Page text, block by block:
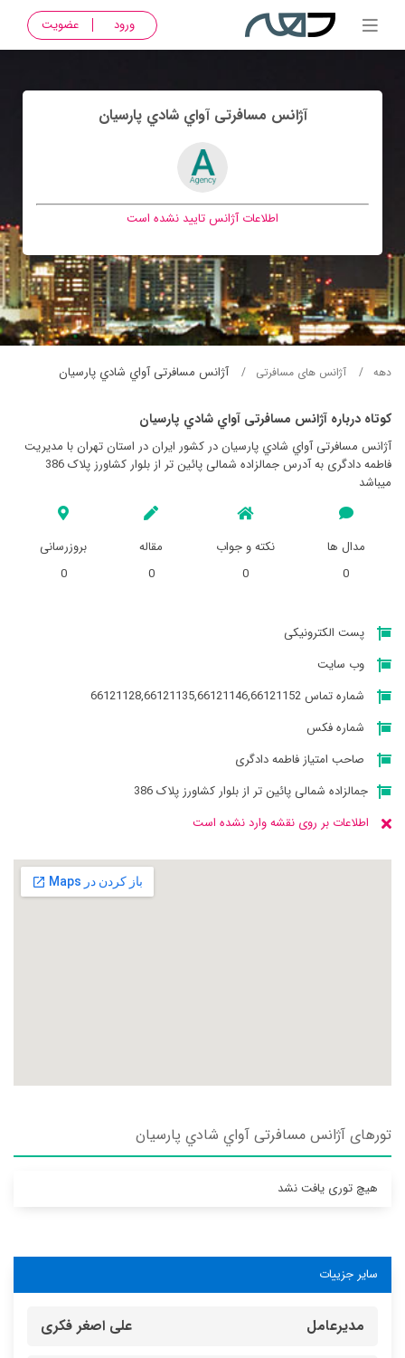
ورود عضویت
آژانس مسافرتی آواي شادي پارسيان
اطلاعات آژانس تایید نشده است
دهه آژانس های مسافرتی آژانس مسافرتی آواي شادي پارسيان
کوتاه درباره آژانس مسافرتی آواي شادي پارسيان
آژانس مسافرتی آواي شادي پارسيان در کشور ایران در استان تهران با مدیریت
فاطمه دادگری به آدرس جمالزاده شمالی پائین تر از بلوار کشاورز پلاک 386
میباشد
مدال ها
0
نکته و جواب
0
مقاله
0
بروزرسانی
0
پست الکترونیکی
وب سایت
شماره تماس 66121128,66121135,66121146,66121152
شماره فکس
صاحب امتیاز فاطمه دادگری
جمالزاده شمالی پائین تر از بلوار کشاورز پلاک 386
اطلاعات بر روی نقشه وارد نشده است
تورهای آژانس مسافرتی آواي شادي پارسيان
هیچ توری یافت نشد
سایر جزییات
مدیرعامل علی اصغر فکری